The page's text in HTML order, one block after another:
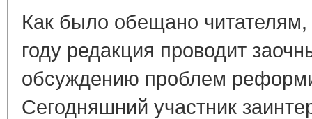
Как было обещано
году редакция проводит
обсуждению проблем
Сегодняшний участник